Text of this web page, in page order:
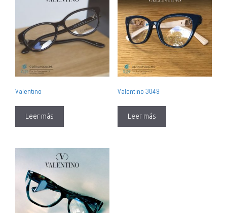
Valentino
Leer más
Valentino 3049
Leer más